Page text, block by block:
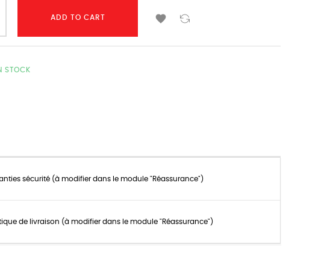
ADD TO CART 
STOCK
sécurité (à modifier dans le module "Réassurance")
de livraison (à modifier dans le module "Réassurance")